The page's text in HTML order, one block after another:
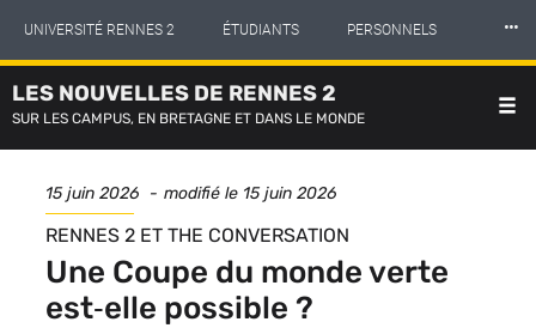
contenu
principal
UNIVERSITÉ RENNES 2 ÉTUDIANTS PERSONNELS
INTERNATIONAL PROFESSIONNELS
LES NOUVELLES DE RENNES 2
⸱⸱⸱
LES NOUVELLES DE RENNES 2
SUR LES CAMPUS, EN BRETAGNE ET DANS LE MONDE
Date
de
publication
15 juin 2026 modifié le 15 juin 2026
SÉRIE
RENNES 2 ET THE CONVERSATION
Une Coupe du monde verte
est‑elle possible ?